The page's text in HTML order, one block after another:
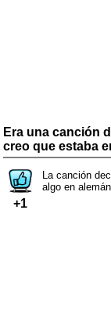
Era una canción
creo que estaba
+1
La canción
algo en alemán